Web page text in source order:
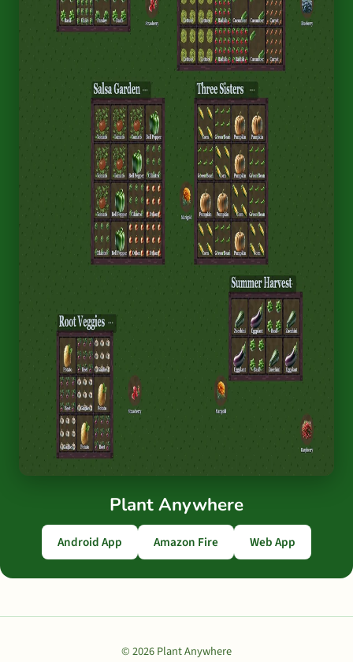
Plant Anywhere
Android App Amazon Fire Web App
© 2026 Plant Anywhere